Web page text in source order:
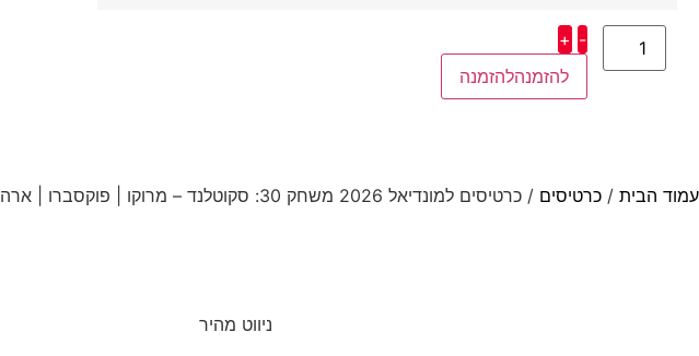
-
+
להזמנה
עמוד הבית / כרטיסים / כרטיסים למונדיאל 2026 משחק 30: סקוטלנד – מרוקו | פוקסברו | ארהב
ניווט מהיר